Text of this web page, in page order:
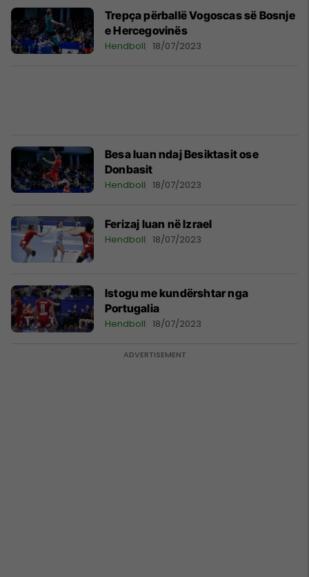
Trepça përballë Vogoscas së Bosnje
e Hercegovinës
Hendboll 18/07/2023
Besa luan ndaj Besiktasit ose
Donbasit
Hendboll 18/07/2023
Ferizaj luan në Izrael
Hendboll 18/07/2023
Istogu me kundërshtar nga
Portugalia
Hendboll 18/07/2023